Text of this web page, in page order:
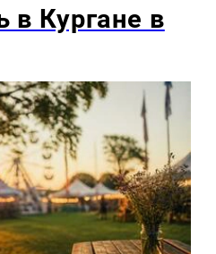
в Кургане в